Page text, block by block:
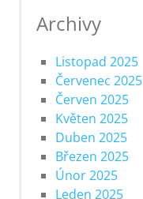
Archivy
Listopad 2025
Červenec 2025
Červen 2025
Květen 2025
Duben 2025
Březen 2025
Únor 2025
Leden 2025